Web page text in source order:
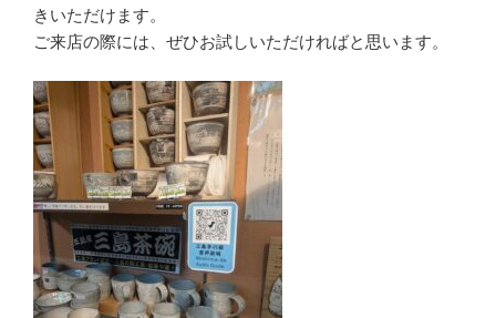
きいただけます。
ご来店の際には、ぜひお試しいただければと思います。